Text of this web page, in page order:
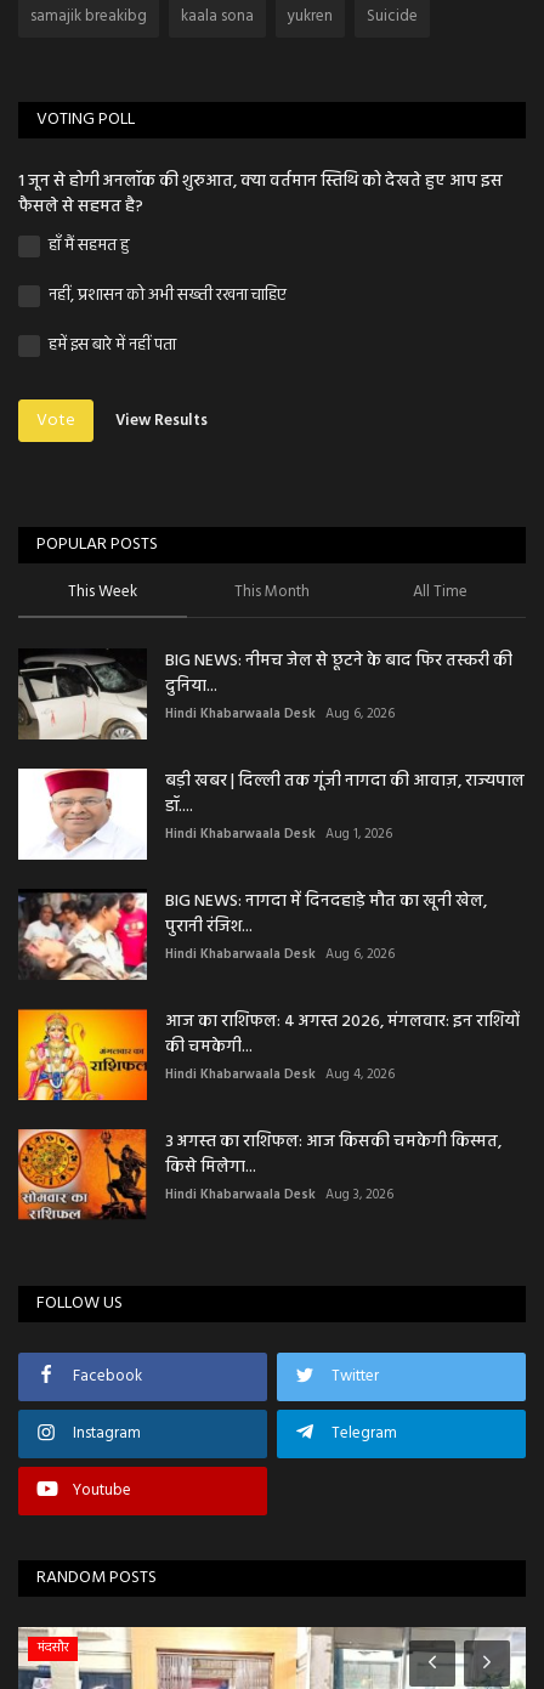
samajik breakibg kaala sona yukren Suicide
VOTING POLL
1 जून से होगी अनलॉक की शुरुआत, क्या वर्तमान स्तिथि को देखते हुए आप इस
फैसले से सहमत है?
हाँ मैं सहमत हु
नहीं, प्रशासन को अभी सख्ती रखना चाहिए
हमें इस बारे में नहीं पता
Vote View Results
POPULAR POSTS
This Week This Month All Time
BIG NEWS: नीमच जेल से छूटने के बाद फिर तस्करी की
दुनिया...
Hindi Khabarwaala Desk Aug 6, 2026
बड़ी खबर | दिल्ली तक गूंजी नागदा की आवाज़, राज्यपाल
डॉ....
Hindi Khabarwaala Desk Aug 1, 2026
BIG NEWS: नागदा में दिनदहाड़े मौत का खूनी खेल,
पुरानी रंजिश...
Hindi Khabarwaala Desk Aug 6, 2026
आज का राशिफल: 4 अगस्त 2026, मंगलवार: इन राशियों
की चमकेगी...
Hindi Khabarwaala Desk Aug 4, 2026
3 अगस्त का राशिफल: आज किसकी चमकेगी किस्मत,
किसे मिलेगा...
Hindi Khabarwaala Desk Aug 3, 2026
FOLLOW US
Facebook Twitter
Instagram Telegram
Youtube
RANDOM POSTS
मंदसौर